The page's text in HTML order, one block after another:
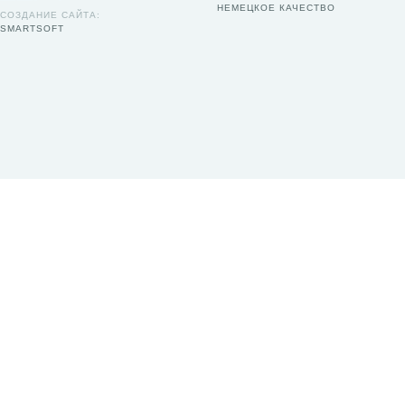
СОЗДАНИЕ САЙТА:
SMARTSOFT
НЕМЕЦКОЕ КАЧЕСТВО